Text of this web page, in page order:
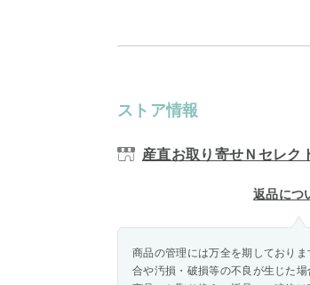
ストア情報
産直お取り寄せＮセレク
返品につ
商品の管理には万全を期しており
合や汚損・破損等の不良が生じた